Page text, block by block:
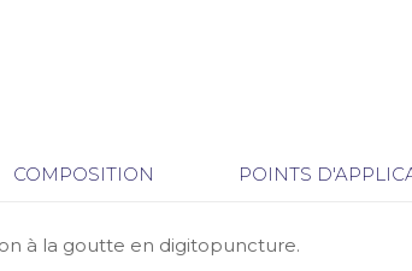
COMPOSITION POINTS
à la goutte en digitopuncture.